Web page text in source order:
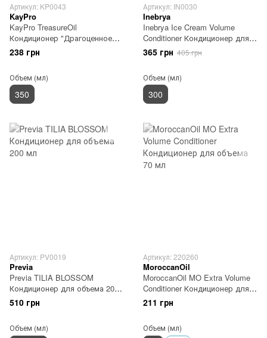
Артикул: KP0043
KayPro
KayPro TreasureOil
Кондиционер "Драгоценное
масло" 350 мл
238 грн
Объем (мл)
350
Артикул: IN0030
Inebrya
Inebrya Ice Cream Volume
Conditioner Кондиционер для
тонких волос, 300 мл
365 грн 405 грн
Объем (мл)
300
Артикул: PV0019
Previa
Previa TILIA BLOSSOM
Кондиционер для объема 200
мл
510 грн
Объем (мл)
Артикул: 220260
MoroccanOil
MoroccanOil MO Extra Volume
Conditioner Кондиционер для
объема 70 мл
211 грн
Объем (мл)